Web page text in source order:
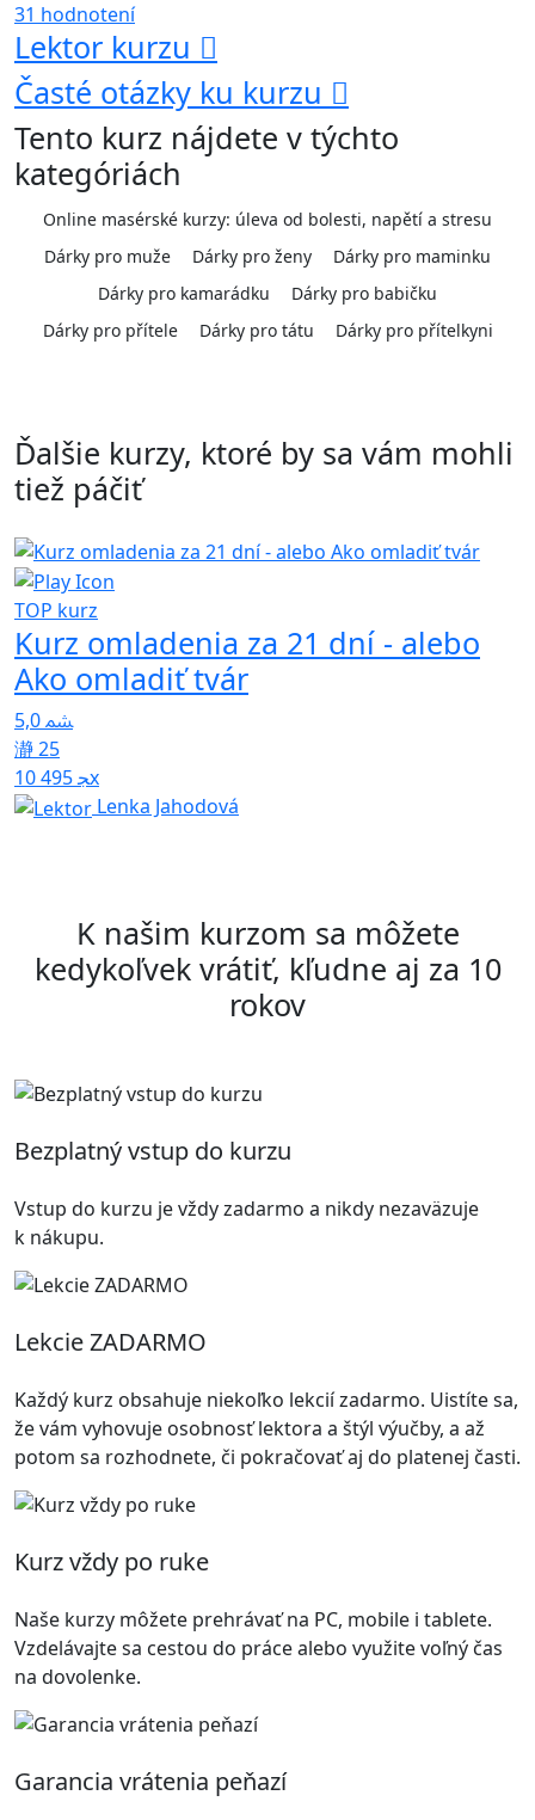
31 hodnotení
Lektor kurzu
Časté otázky ku kurzu
Tento kurz nájdete v týchto
kategóriách
Online masérské kurzy: úleva od bolesti, napětí a stresu
Dárky pro muže
Dárky pro ženy
Dárky pro maminku
Dárky pro kamarádku
Dárky pro babičku
Dárky pro přítele
Dárky pro tátu Dárky pro přítelkyni
Ďalšie kurzy, ktoré by sa vám mohli
tiež páčiť
TOP kurz
Kurz omladenia za 21 dní - alebo
Ako omladiť tvár
5,0
25
10 495x
Lenka Jahodová
K našim kurzom sa môžete
kedykoľvek vrátiť, kľudne aj za 10
rokov
Bezplatný vstup do kurzu
Vstup do kurzu je vždy zadarmo a nikdy nezaväzuje
k nákupu.
Lekcie ZADARMO
Každý kurz obsahuje niekoľko lekcií zadarmo. Uistíte sa,
že vám vyhovuje osobnosť lektora a štýl výučby, a až
potom sa rozhodnete, či pokračovať aj do platenej časti.
Kurz vždy po ruke
Naše kurzy môžete prehrávať na PC, mobile i tablete.
Vzdelávajte sa cestou do práce alebo využite voľný čas
na dovolenke.
Garancia vrátenia peňazí